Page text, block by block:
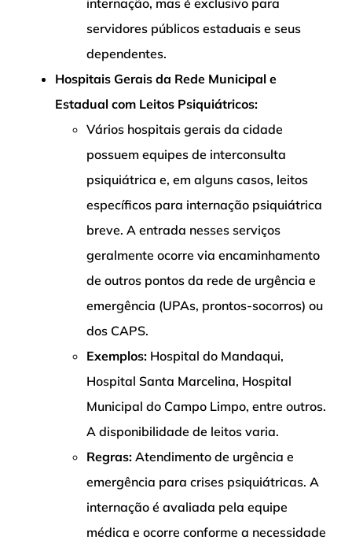
internação, mas é exclusivo para
servidores públicos estaduais e seus
dependentes.
Hospitais Gerais da Rede Municipal e
Estadual com Leitos Psiquiátricos:
Vários hospitais gerais da cidade
possuem equipes de interconsulta
psiquiátrica e, em alguns casos, leitos
específicos para internação psiquiátrica
breve. A entrada nesses serviços
geralmente ocorre via encaminhamento
de outros pontos da rede de urgência e
emergência (UPAs, prontos-socorros) ou
dos CAPS.
Exemplos: Hospital do Mandaqui,
Hospital Santa Marcelina, Hospital
Municipal do Campo Limpo, entre outros.
A disponibilidade de leitos varia.
Regras: Atendimento de urgência e
emergência para crises psiquiátricas. A
internação é avaliada pela equipe
médica e ocorre conforme a necessidade